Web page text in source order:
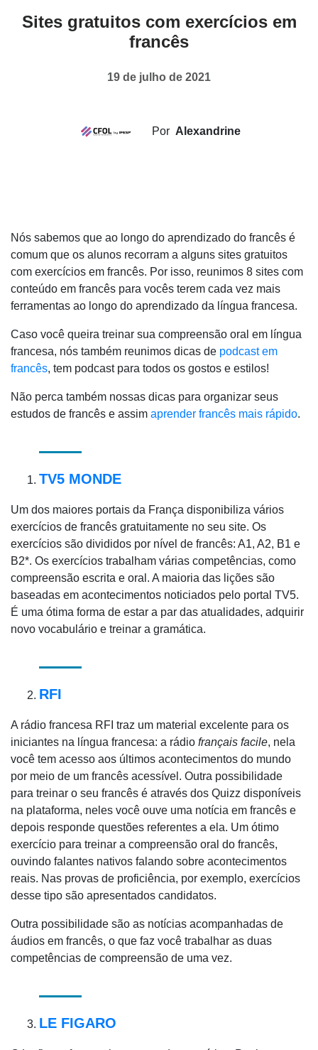
Sites gratuitos com exercícios em
francês
19 de julho de 2021
Por Alexandrine
Nós sabemos que ao longo do aprendizado do francês é
comum que os alunos recorram a alguns sites gratuitos
com exercícios em francês. Por isso, reunimos 8 sites com
conteúdo em francês para vocês terem cada vez mais
ferramentas ao longo do aprendizado da língua francesa.
Caso você queira treinar sua compreensão oral em língua
francesa, nós também reunimos dicas de podcast em
francês, tem podcast para todos os gostos e estilos!
Não perca também nossas dicas para organizar seus
estudos de francês e assim aprender francês mais rápido.
TV5 MONDE
Um dos maiores portais da França disponibiliza vários
exercícios de francês gratuitamente no seu site. Os
exercícios são divididos por nível de francês: A1, A2, B1 e
B2*. Os exercícios trabalham várias competências, como
compreensão escrita e oral. A maioria das lições são
baseadas em acontecimentos noticiados pelo portal TV5.
É uma ótima forma de estar a par das atualidades, adquirir
novo vocabulário e treinar a gramática.
RFI
A rádio francesa RFI traz um material excelente para os
iniciantes na língua francesa: a rádio français facile, nela
você tem acesso aos últimos acontecimentos do mundo
por meio de um francês acessível. Outra possibilidade
para treinar o seu francês é através dos Quizz disponíveis
na plataforma, neles você ouve uma notícia em francês e
depois responde questões referentes a ela. Um ótimo
exercício para treinar a compreensão oral do francês,
ouvindo falantes nativos falando sobre acontecimentos
reais. Nas provas de proficiência, por exemplo, exercícios
desse tipo são apresentados candidatos.
Outra possibilidade são as notícias acompanhadas de
áudios em francês, o que faz você trabalhar as duas
competências de compreensão de uma vez.
LE FIGARO